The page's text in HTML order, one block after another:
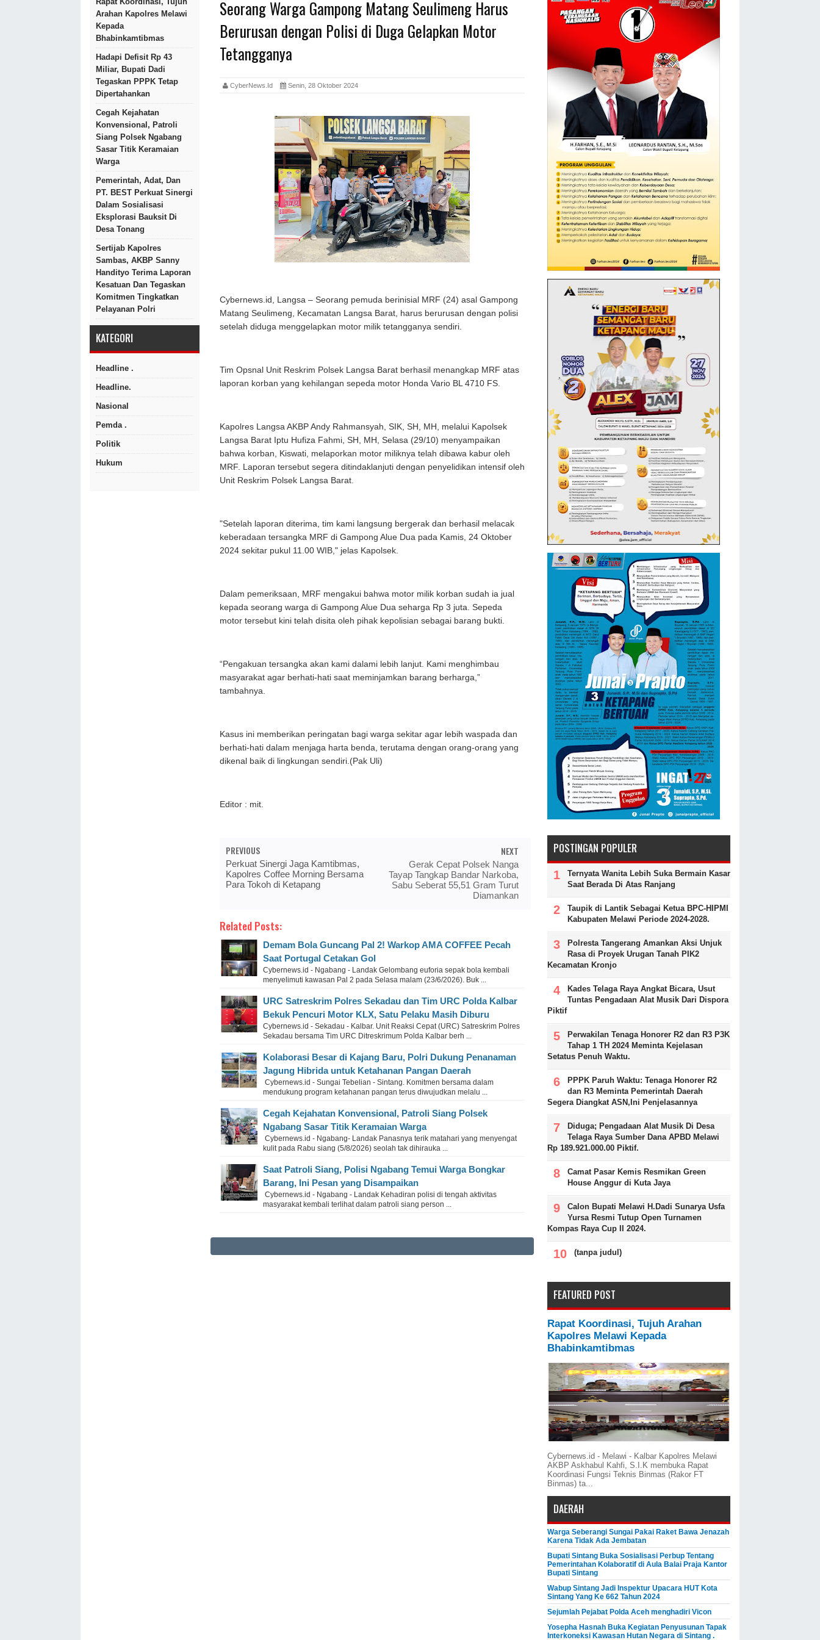
Arahan Kapolres Melawi
Kepada
Bhabinkamtibmas
Hadapi Defisit Rp 43
Miliar, Bupati Dadi
Tegaskan PPPK Tetap
Dipertahankan
Cegah Kejahatan
Konvensional, Patroli
Siang Polsek Ngabang
Sasar Titik Keramaian
Warga
Pemerintah, Adat, Dan
PT. BEST Perkuat Sinergi
Dalam Sosialisasi
Eksplorasi Bauksit Di
Desa Tonang
Sertijab Kapolres
Sambas, AKBP Sanny
Handityo Terima Laporan
Kesatuan Dan Tegaskan
Komitmen Tingkatkan
Pelayanan Polri
KATEGORI
Headline .
Headline.
Nasional
Pemda .
Politik
Hukum
Seorang Warga Gampong Matang Seulimeng Harus
Berurusan dengan Polisi di Duga Gelapkan Motor
Tetangganya
CyberNews.id Senin, 28 Oktober 2024
Cybernews.id, Langsa – Seorang pemuda berinisial MRF (24) asal Gampong
Matang Seulimeng, Kecamatan Langsa Barat, harus berurusan dengan polisi
setelah diduga menggelapkan motor milik tetangganya sendiri.
Tim Opsnal Unit Reskrim Polsek Langsa Barat berhasil menangkap MRF atas
laporan korban yang kehilangan sepeda motor Honda Vario BL 4710 FS.
Kapolres Langsa AKBP Andy Rahmansyah, SIK, SH, MH, melalui Kapolsek
Langsa Barat Iptu Hufiza Fahmi, SH, MH, Selasa (29/10) menyampaikan
bahwa korban, Kiswati, melaporkan motor miliknya telah dibawa kabur oleh
MRF. Laporan tersebut segera ditindaklanjuti dengan penyelidikan intensif oleh
Unit Reskrim Polsek Langsa Barat.
"Setelah laporan diterima, tim kami langsung bergerak dan berhasil melacak
keberadaan tersangka MRF di Gampong Alue Dua pada Kamis, 24 Oktober
2024 sekitar pukul 11.00 WIB," jelas Kapolsek.
Dalam pemeriksaan, MRF mengakui bahwa motor milik korban sudah ia jual
kepada seorang warga di Gampong Alue Dua seharga Rp 3 juta. Sepeda
motor tersebut kini telah disita oleh pihak kepolisian sebagai barang bukti.
“Pengakuan tersangka akan kami dalami lebih lanjut. Kami menghimbau
masyarakat agar berhati-hati saat meminjamkan barang berharga,”
tambahnya.
Kasus ini memberikan peringatan bagi warga sekitar agar lebih waspada dan
berhati-hati dalam menjaga harta benda, terutama dengan orang-orang yang
dikenal baik di lingkungan sendiri.(Pak Uli)
Editor : mit.
PREVIOUS
Perkuat Sinergi Jaga Kamtibmas,
Kapolres Coffee Morning Bersama
Para Tokoh di Ketapang
NEXT
Gerak Cepat Polsek Nanga
Tayap Tangkap Bandar Narkoba,
Sabu Seberat 55,51 Gram Turut
Diamankan
Related Posts:
Demam Bola Guncang Pal 2! Warkop AMA COFFEE Pecah
Saat Portugal Cetakan Gol
Cybernews.id - Ngabang - Landak Gelombang euforia sepak bola kembali
menyelimuti kawasan Pal 2 pada Selasa malam (23/6/2026). Buk ...
URC Satreskrim Polres Sekadau dan Tim URC Polda Kalbar
Bekuk Pencuri Motor KLX, Satu Pelaku Masih Diburu
Cybernews.id - Sekadau - Kalbar. Unit Reaksi Cepat (URC) Satreskrim Polres
Sekadau bersama Tim URC Ditreskrimum Polda Kalbar berh ...
Kolaborasi Besar di Kajang Baru, Polri Dukung Penanaman
Jagung Hibrida untuk Ketahanan Pangan Daerah
Cybernews.id - Sungai Tebelian - Sintang. Komitmen bersama dalam
mendukung program ketahanan pangan terus diwujudkan melalu ...
Cegah Kejahatan Konvensional, Patroli Siang Polsek
Ngabang Sasar Titik Keramaian Warga
Cybernews.id - Ngabang- Landak Panasnya terik matahari yang menyengat
kulit pada Rabu siang (5/8/2026) seolah tak dihirauka ...
Saat Patroli Siang, Polisi Ngabang Temui Warga Bongkar
Barang, Ini Pesan yang Disampaikan
Cybernews.id - Ngabang - Landak Kehadiran polisi di tengah aktivitas
masyarakat kembali terlihat dalam patroli siang person ...
POSTINGAN POPULER
Ternyata Wanita Lebih Suka Bermain Kasar
Saat Berada Di Atas Ranjang
Taupik di Lantik Sebagai Ketua BPC-HIPMI
Kabupaten Melawi Periode 2024-2028.
Polresta Tangerang Amankan Aksi Unjuk
Rasa di Proyek Urugan Tanah PIK2
Kecamatan Kronjo
Kades Telaga Raya Angkat Bicara, Usut
Tuntas Pengadaan Alat Musik Dari Dispora
Piktif
Perwakilan Tenaga Honorer R2 dan R3 P3K
Tahap 1 TH 2024 Meminta Kejelasan
Setatus Penuh Waktu.
PPPK Paruh Waktu: Tenaga Honorer R2
dan R3 Meminta Pemerintah Daerah
Segera Diangkat ASN,Ini Penjelasannya
Diduga; Pengadaan Alat Musik Di Desa
Telaga Raya Sumber Dana APBD Melawi
Rp 189.921.000.00 Piktif.
Camat Pasar Kemis Resmikan Green
House Anggur di Kuta Jaya
Calon Bupati Melawi H.Dadi Sunarya Usfa
Yursa Resmi Tutup Open Turnamen
Kompas Raya Cup II 2024.
(tanpa judul)
FEATURED POST
Rapat Koordinasi, Tujuh Arahan
Kapolres Melawi Kepada
Bhabinkamtibmas
Cybernews.id - Melawi - Kalbar Kapolres Melawi
AKBP Askhabul Kahfi, S.I.K membuka Rapat
Koordinasi Fungsi Teknis Binmas (Rakor FT
Binmas) ta...
DAERAH
Warga Seberangi Sungai Pakai Raket Bawa Jenazah
Karena Tidak Ada Jembatan
Bupati Sintang Buka Sosialisasi Perbup Tentang
Pemerintahan Kolaboratif di Aula Balai Praja Kantor
Bupati Sintang
Wabup Sintang Jadi Inspektur Upacara HUT Kota
Sintang Yang Ke 662 Tahun 2024
Sejumlah Pejabat Polda Aceh menghadiri Vicon
Yosepha Hasnah Buka Kegiatan Penyusunan Tapak
Interkoneksi Kawasan Hutan Negara di Sintang .